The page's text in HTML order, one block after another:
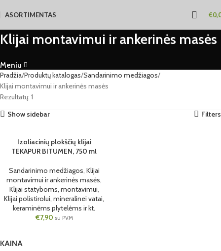
ASORTIMENTAS €
Klijai montavimui ir ankerinės masės
Meniu
KAINA
Pradžia Produktų katalogas Sandarinimo medžiagos
Klijai montavimui ir ankerinės masės
Rezultatų: 1
Show sidebar
Filters
Izoliacinių plokščių klijai
TEKAPUR BITUMEN, 750 ml
Sandarinimo medžiagos, Klijai
montavimui ir ankerinės masės,
Klijai statyboms, montavimui,
Klijai polistirolui, mineralinei vatai,
keraminėms plytelėms ir kt.
€7,90 su PVM